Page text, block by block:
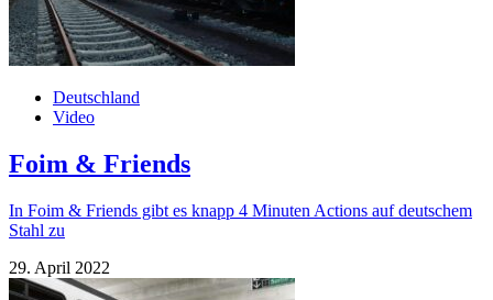
Deutschland
Video
Foim & Friends
In Foim & Friends gibt es knapp 4 Minuten Actions auf deutschem
Stahl zu
29. April 2022